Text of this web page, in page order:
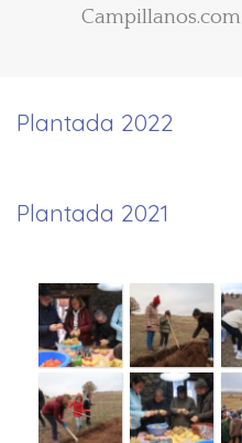
Campillanos.com
Plantada 2022
Plantada 2021